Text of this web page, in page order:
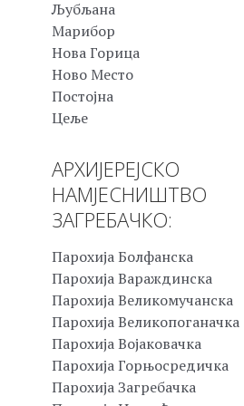
Љубљана
Марибор
Нова Горица
Ново Место
Постојна
Цеље
АРХИЈЕРЕЈСКО
НАМЈЕСНИШТВО
ЗАГРЕБАЧКО:
Парохија Болфанска
Парохија Вараждинска
Парохија Великомучанска
Парохија Великопоганачка
Парохија Војаковачка
Парохија Горњосредичка
Парохија Загребачка